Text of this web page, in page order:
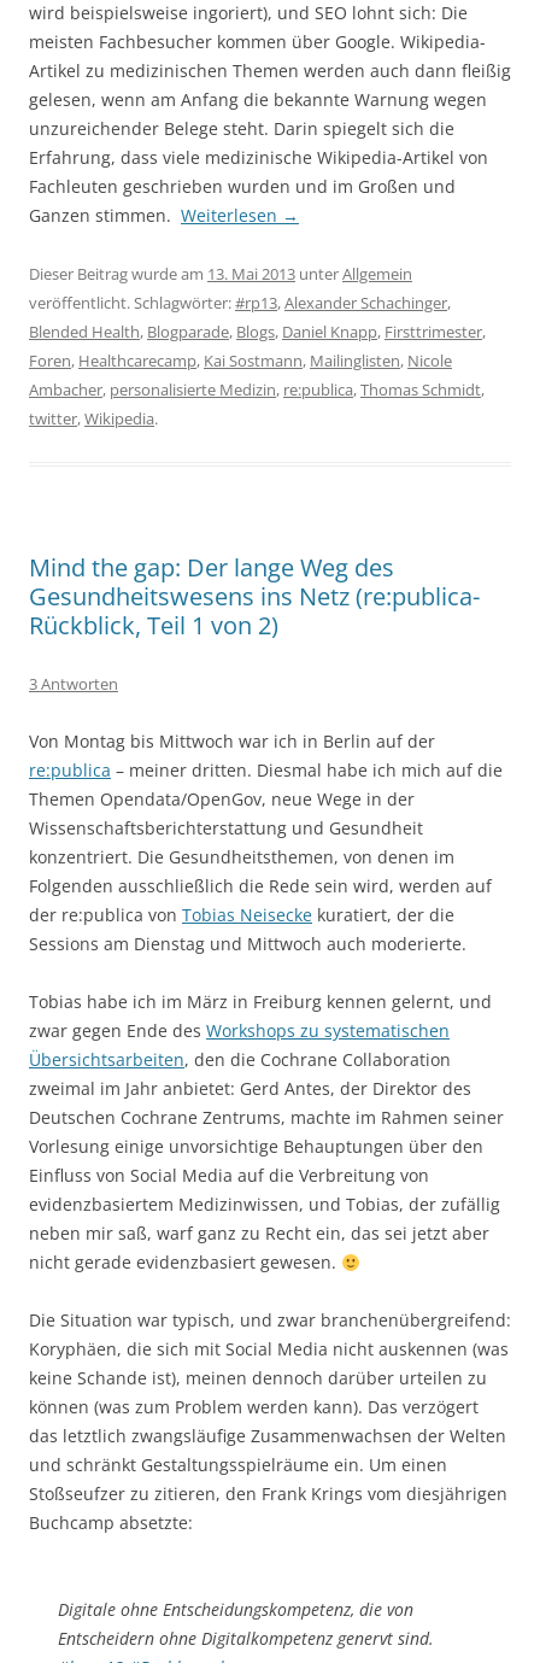
wird beispielsweise ingoriert), und SEO lohnt sich: Die
meisten Fachbesucher kommen über Google. Wikipedia-
Artikel zu medizinischen Themen werden auch dann fleißig
gelesen, wenn am Anfang die bekannte Warnung wegen
unzureichender Belege steht. Darin spiegelt sich die
Erfahrung, dass viele medizinische Wikipedia-Artikel von
Fachleuten geschrieben wurden und im Großen und
Ganzen stimmen. Weiterlesen →
Dieser Beitrag wurde am 13. Mai 2013 unterAllgemein
veröffentlicht. Schlagwörter:#rp13,Alexander Schachinger,
Blended Health, Blogparade, Blogs, Daniel Knapp, Firsttrimester,
Foren, Healthcarecamp, Kai Sostmann, Mailinglisten, Nicole
Ambacher, personalisierte Medizin, re:publica,Thomas Schmidt,
twitter,Wikipedia.
Mind the gap: Der lange Weg des
Gesundheitswesens ins Netz (re:publica-
Rückblick, Teil 1 von 2)
3 Antworten
Von Montag bis Mittwoch war ich in Berlin auf der
re:publica – meiner dritten. Diesmal habe ich mich auf die
Themen Opendata/OpenGov, neue Wege in der
Wissenschaftsberichterstattung und Gesundheit
konzentriert. Die Gesundheitsthemen, von denen im
Folgenden ausschließlich die Rede sein wird, werden auf
der re:publica von Tobias Neisecke kuratiert, der die
Sessions am Dienstag und Mittwoch auch moderierte.
Tobias habe ich im März in Freiburg kennen gelernt, und
zwar gegen Ende des Workshops zu systematischen
Übersichtsarbeiten, den die Cochrane Collaboration
zweimal im Jahr anbietet: Gerd Antes, der Direktor des
Deutschen Cochrane Zentrums, machte im Rahmen seiner
Vorlesung einige unvorsichtige Behauptungen über den
Einfluss von Social Media auf die Verbreitung von
evidenzbasiertem Medizinwissen, und Tobias, der zufällig
neben mir saß, warf ganz zu Recht ein, das sei jetzt aber
nicht gerade evidenzbasiert gewesen.
Die Situation war typisch, und zwar branchenübergreifend:
Koryphäen, die sich mit Social Media nicht auskennen (was
keine Schande ist), meinen dennoch darüber urteilen zu
können (was zum Problem werden kann). Das verzögert
das letztlich zwangsläufige Zusammenwachsen der Welten
und schränkt Gestaltungsspielräume ein. Um einen
Stoßseufzer zu zitieren, den Frank Krings vom diesjährigen
Buchcamp absetzte:
Digitale ohne Entscheidungskompetenz, die von
Entscheidern ohne Digitalkompetenz genervt sind.